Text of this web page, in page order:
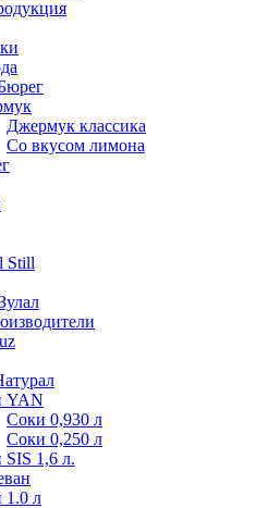
Джермук классика
Со вкусом лимона
Still
YAN
Соки 0,930 л
Соки 0,250 л
1,6 л.
1.0 л